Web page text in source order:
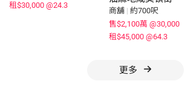
租$30,000 @24.3
商舖 | 約700呎
售$2,100萬 @30,000
租$45,000 @64.3
更多